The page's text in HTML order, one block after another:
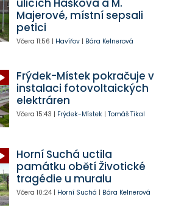
Majerové, místní sepsali
petici
Včera 11:56 | Havířov| Bára Kelnerová
Frýdek-Místek pokračuje v
instalaci fotovoltaických
elektráren
Včera 15:43 | Frýdek-Místek| Tomáš Tikal
Horní Suchá uctila
památku obětí Životické
tragédie u muralu
Včera 10:24| Horní Suchá | Bára Kelnerová